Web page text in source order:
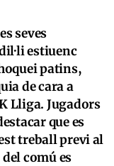
seves
estiuenc
patins,
de cara a
Lliga. Jugadors
que es
treball previ al
comú es